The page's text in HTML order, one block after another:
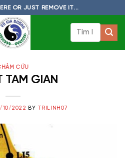
OR JUST REMOVE IT...
CỨU
TAM GIAN
10/2022 BY TRILINH07